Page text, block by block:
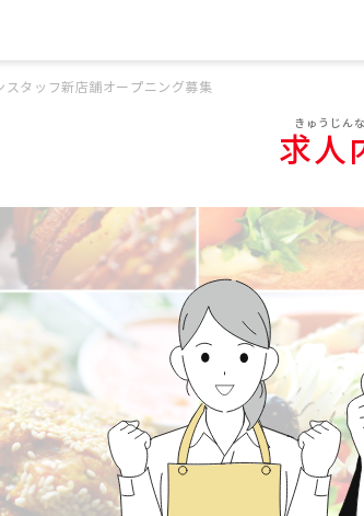
スタッフ新店舗オープニング募集
求人